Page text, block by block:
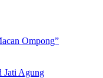
Ompong”
Jati Agung